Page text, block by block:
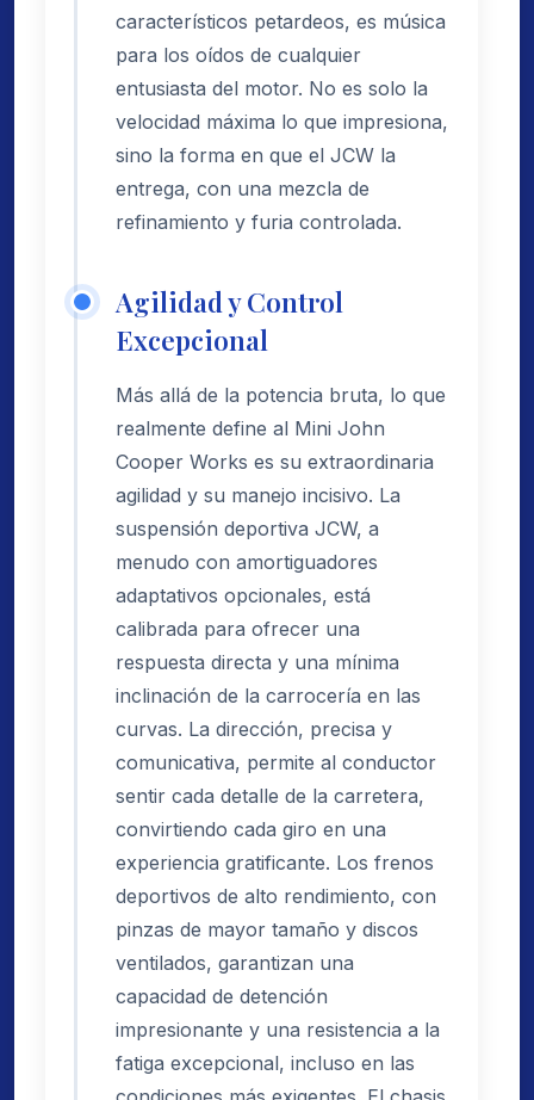
característicos petardeos, es música
para los oídos de cualquier
entusiasta del motor. No es solo la
velocidad máxima lo que impresiona,
sino la forma en que el JCW la
entrega, con una mezcla de
refinamiento y furia controlada.
Agilidad y Control
Excepcional
Más allá de la potencia bruta, lo que
realmente define al Mini John
Cooper Works es su extraordinaria
agilidad y su manejo incisivo. La
suspensión deportiva JCW, a
menudo con amortiguadores
adaptativos opcionales, está
calibrada para ofrecer una
respuesta directa y una mínima
inclinación de la carrocería en las
curvas. La dirección, precisa y
comunicativa, permite al conductor
sentir cada detalle de la carretera,
convirtiendo cada giro en una
experiencia gratificante. Los frenos
deportivos de alto rendimiento, con
pinzas de mayor tamaño y discos
ventilados, garantizan una
capacidad de detención
impresionante y una resistencia a la
fatiga excepcional, incluso en las